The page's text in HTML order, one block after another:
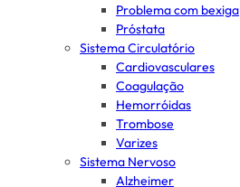
Problema com bexiga
Próstata
Sistema Circulatório
Cardiovasculares
Coagulação
Hemorróidas
Trombose
Varizes
Sistema Nervoso
Alzheimer